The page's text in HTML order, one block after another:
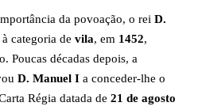
da povoação, o rei D.
categoria de vila, em 1452,
Poucas décadas depois, a
D. Manuel I a conceder-lhe o
Régia datada de 21 de agosto